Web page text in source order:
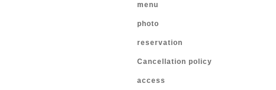
menu
photo
reservation
Cancellation policy
access